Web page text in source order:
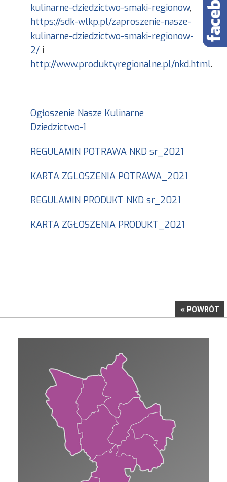
kulinarne-dziedzictwo-smaki-regionow,
https://sdk-wlkp.pl/zaproszenie-nasze-
kulinarne-dziedzictwo-smaki-regionow-
2/ i
http://www.produktyregionalne.pl/nkd.html.
Ogłoszenie Nasze Kulinarne
Dziedzictwo-1
REGULAMIN POTRAWA NKD sr_2021
KARTA ZGLOSZENIA POTRAWA_2021
REGULAMIN PRODUKT NKD sr_2021
KARTA ZGŁOSZENIA PRODUKT_2021
« POWRÓT